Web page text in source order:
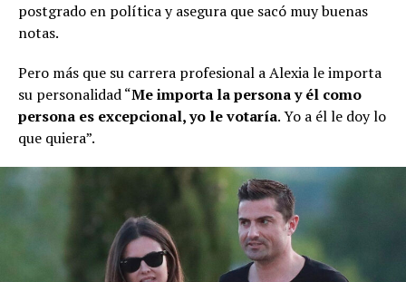
postgrado en política y asegura que sacó muy buenas
notas.
Pero más que su carrera profesional a Alexia le importa
su personalidad “Me importa la persona y él como
persona es excepcional, yo le votaría. Yo a él le doy lo
que quiera”.